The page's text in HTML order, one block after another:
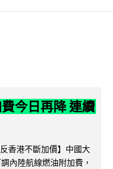
今日再降 連續
香港不斷加價】中國大
內陸航線燃油附加費，